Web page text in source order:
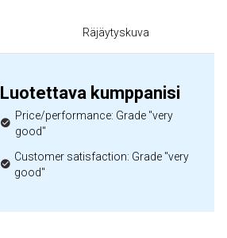
Räjäytyskuva
Luotettava kumppanisi
Price/performance: Grade "very
good"
Customer satisfaction: Grade "very
good"